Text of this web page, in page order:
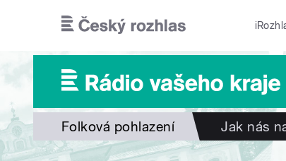
Folková pohlazení Jak nás